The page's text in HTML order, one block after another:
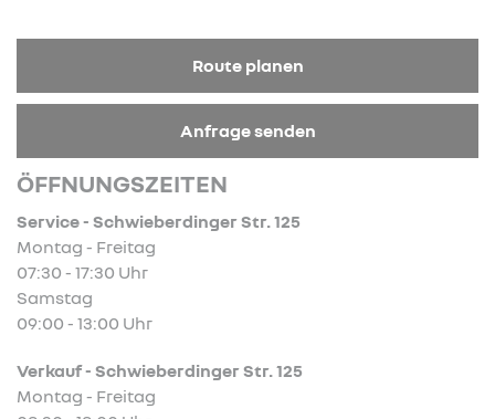
Route planen
Anfrage senden
ÖFFNUNGSZEITEN
Service - Schwieberdinger Str. 125
Montag - Freitag
07:30 - 17:30 Uhr
Samstag
09:00 - 13:00 Uhr
Verkauf - Schwieberdinger Str. 125
Montag - Freitag